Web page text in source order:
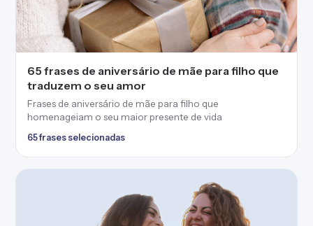
65 frases de aniversário de mãe para filho que
traduzem o seu amor
Frases de aniversário de mãe para filho que
homenageiam o seu maior presente de vida
65 frases selecionadas